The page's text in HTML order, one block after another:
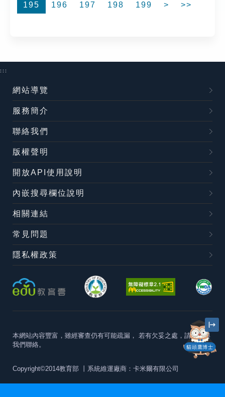
195
196 197 198 199 > >>
貓頭鷹博士
:::
網站導覽
服務簡介
聯絡我們
版權聲明
開放API使用說明
內嵌搜尋欄位說明
相關連結
常見問題
隱私權政策
本網站內容豐富，雖經審查仍有可能疏漏， 若有欠妥之處，請隨時與
我們聯絡。
Copyright©2014教育部 丨系統維運廠商：卡米爾有限公司